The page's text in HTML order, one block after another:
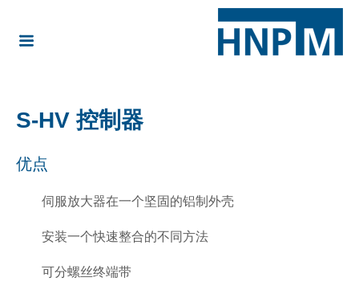
S-HV 控制器
优点
伺服放大器在一个坚固的铝制外壳
安装一个快速整合的不同方法
可分螺丝终端带